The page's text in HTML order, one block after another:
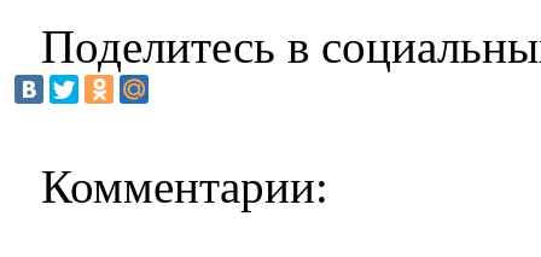
Поделитесь в
Комментарии: